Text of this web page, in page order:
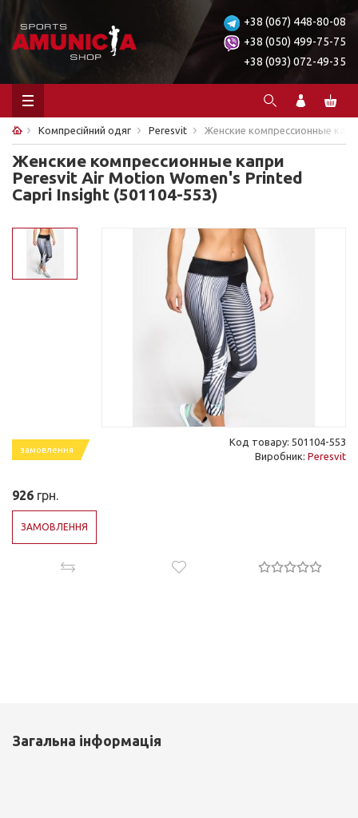
+38 (067) 448-80-08
+38 (050) 499-75-75
+38 (093) 072-49-35
Компресійний одяг Peresvit Женские компрессионные
Женские компрессионные капри
Peresvit Air Motion Women's Printed
Capri Insight (501104-553)
замовлення
Код товару: 501104-553
Виробник: Peresvit
926 грн.
ЗАМОВЛЕННЯ
Загальна інформація